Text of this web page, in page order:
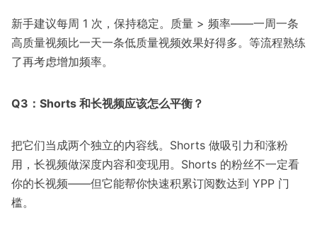
新手建议每周 1 次，保持稳定。质量 > 频率——一周一条
高质量视频比一天一条低质量视频效果好得多。等流程熟练
了再考虑增加频率。
Q3：Shorts 和长视频应该怎么平衡？
把它们当成两个独立的内容线。Shorts 做吸引力和涨粉
用，长视频做深度内容和变现用。Shorts 的粉丝不一定看
你的长视频——但它能帮你快速积累订阅数达到 YPP 门
槛。